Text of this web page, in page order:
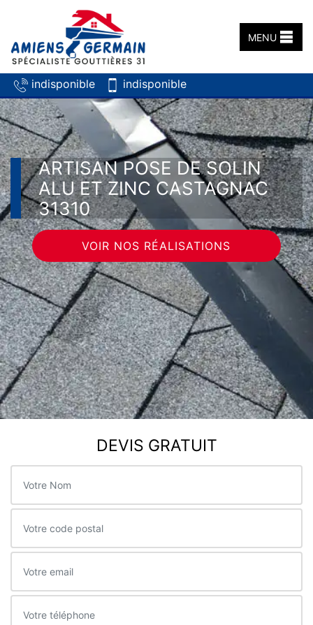
indisponible indisponible
MENU
ARTISAN POSE DE SOLIN
ALU ET ZINC CASTAGNAC
31310
VOIR NOS RÉALISATIONS
DEVIS GRATUIT